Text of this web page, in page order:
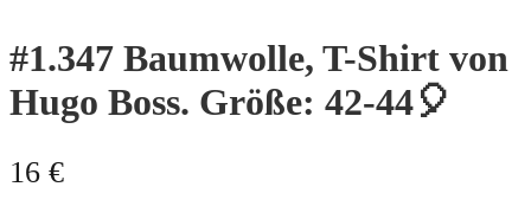
#1.347 Baumwolle, T-Shirt von
Hugo Boss. Größe: 42-44🎈
16 €